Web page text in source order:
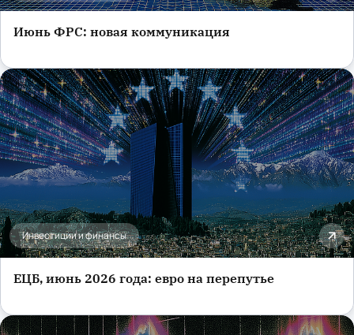
Июнь ФРС: новая коммуникация
Инвестиции и финансы
ЕЦБ, июнь 2026 года: евро на перепутье